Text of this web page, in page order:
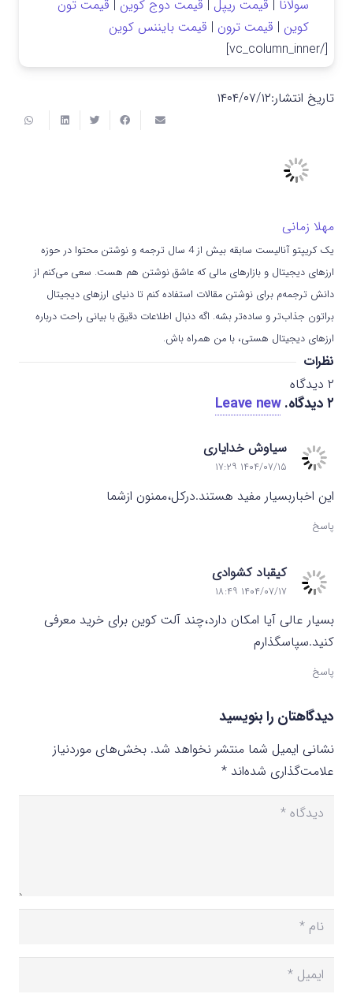
سولانا قیمت ریپل قیمت دوج کوین قیمت تون
کوین | قیمت ترون | قیمت بایننس کوین
[/vc_column_inner]
تاریخ انتشار:۱۴۰۴/۰۷/۱۲
مهلا زمانی
یک کریپتو آنالیست سابقه بیش از 4 سال ترجمه و نوشتن محتوا در حوزه
ارزهای دیجیتال و بازارهای مالی که عاشق نوشتن هم هست. سعی می‌کنم از
دانش ترجمه‌م برای نوشتن مقالات استفاده کنم تا دنیای ارزهای دیجیتال
براتون جذاب‌تر و ساده‌تر بشه. اگه دنبال اطلاعات دقیق با بیانی راحت درباره
ارزهای دیجیتال هستی، با من همراه باش.
نظرات
۲ دیدگاه
۲دیدگاه.
Leave new
سیاوش خدایاری
۱۴۰۴/۰۷/۱۵ ۱۷:۲۹
این اخباربسیار مفید هستند.درکل،ممنون ازشما
پاسخ
کیقباد کشوادی
۱۴۰۴/۰۷/۱۷ ۱۸:۴۹
بسیار عالی آیا امکان دارد،چند آلت کوین برای خرید معرفی
کنید.سپاسگذارم
پاسخ
دیدگاهتان را بنویسید
نشانی ایمیل شما منتشر نخواهد شد. بخش‌های موردنیاز
علامت‌گذاری شده‌اند *